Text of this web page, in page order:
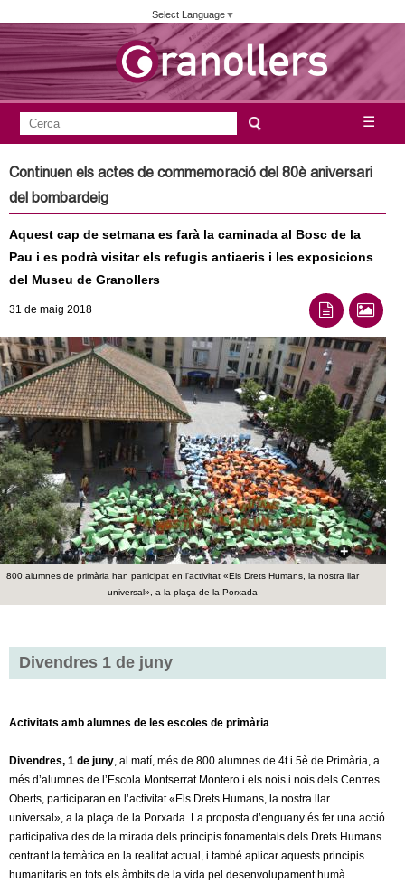
Vés
al
contingut
Select Language▼
u
n
a
m
e
n
t
d
e
G
e
☰
F
r
m
u
l
a
r
i
d
e
c
e
r
c
a
e
Continuen els actes de commemoració del 80è aniversari
del bombardeig
Aquest cap de setmana es farà la caminada al Bosc de la
Pau i es podrà visitar els refugis antiaeris i les exposicions
del Museu de Granollers
31 de maig 2018
800 alumnes de primària han participat en l'activitat «Els Drets Humans, la nostra llar
universal», a la plaça de la Porxada
Divendres 1 de juny
Activitats amb alumnes de les escoles de primària
Divendres, 1 de juny, al matí, més de 800 alumnes de 4t i 5è de Primària, a
més d’alumnes de l’Escola Montserrat Montero i els nois i nois dels Centres
Oberts, participaran en l’activitat «Els Drets Humans, la nostra llar
universal», a la plaça de la Porxada. La proposta d’enguany és fer una acció
participativa des de la mirada dels principis fonamentals dels Drets Humans
centrant la temàtica en la realitat actual, i també aplicar aquests principis
humanitaris en tots els àmbits de la vida pel desenvolupament humà